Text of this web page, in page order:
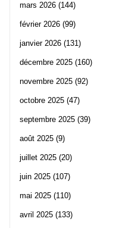
mars 2026 (144)
février 2026 (99)
janvier 2026 (131)
décembre 2025 (160)
novembre 2025 (92)
octobre 2025 (47)
septembre 2025 (39)
août 2025 (9)
juillet 2025 (20)
juin 2025 (107)
mai 2025 (110)
avril 2025 (133)